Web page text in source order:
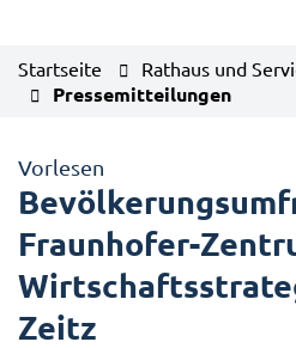
Startseite Rathaus und
Pressemitteilungen
Vorlesen
Fraunhofer-
Zeitz